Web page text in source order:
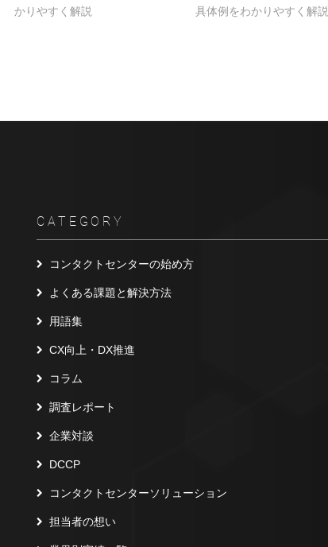
かりやすく解説
具体例をわかりやすく解説
CATEGORY
コンタクトセンターの始め方
よくある課題と解決方法
用語集
CX向上・DX推進
コラム
調査レポート
企業対談
DCCP
コンタクトセンターソリューション
担当者の想い